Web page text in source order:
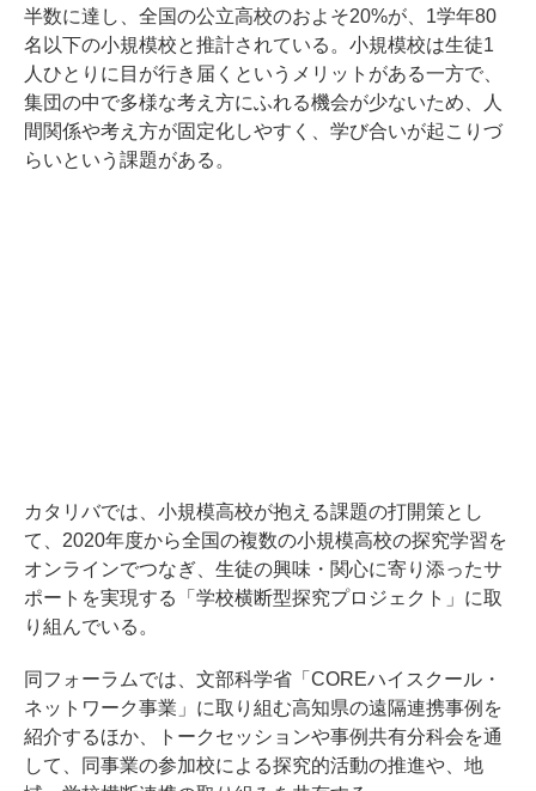
半数に達し、全国の公立高校のおよそ20%が、1学年80
名以下の小規模校と推計されている。小規模校は生徒1
人ひとりに目が行き届くというメリットがある一方で、
集団の中で多様な考え方にふれる機会が少ないため、人
間関係や考え方が固定化しやすく、学び合いが起こりづ
らいという課題がある。
カタリバでは、小規模高校が抱える課題の打開策とし
て、2020年度から全国の複数の小規模高校の探究学習を
オンラインでつなぎ、生徒の興味・関心に寄り添ったサ
ポートを実現する「学校横断型探究プロジェクト」に取
り組んでいる。
同フォーラムでは、文部科学省「COREハイスクール・
ネットワーク事業」に取り組む高知県の遠隔連携事例を
紹介するほか、トークセッションや事例共有分科会を通
して、同事業の参加校による探究的活動の推進や、地